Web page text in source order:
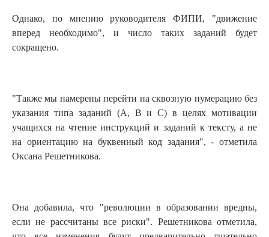
Однако, по мнению руководителя ФИПИ, "движение
вперед необходимо", и число таких заданий будет
сокращено.
"Также мы намерены перейти на сквозную нумерацию без
указания типа заданий (А, В и С) в целях мотивации
учащихся на чтение инструкций и заданий к тексту, а не
на ориентацию на буквенный код задания", - отметила
Оксана Решетникова.
Она добавила, что "революции в образовании вредны,
если не рассчитаны все риски". Решетникова отметила,